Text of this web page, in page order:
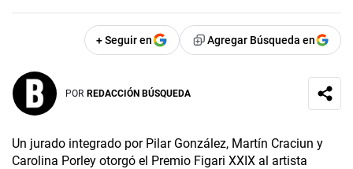
+ Seguir en Agregar Búsqueda en
POR REDACCIÓN BÚSQUEDA
Un jurado integrado por Pilar González, Martín Craciun y
Carolina Porley otorgó el Premio Figari XXIX al artista